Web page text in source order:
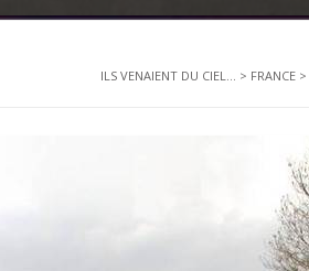
ILS VENAIENT DU CIEL... > FRANCE >